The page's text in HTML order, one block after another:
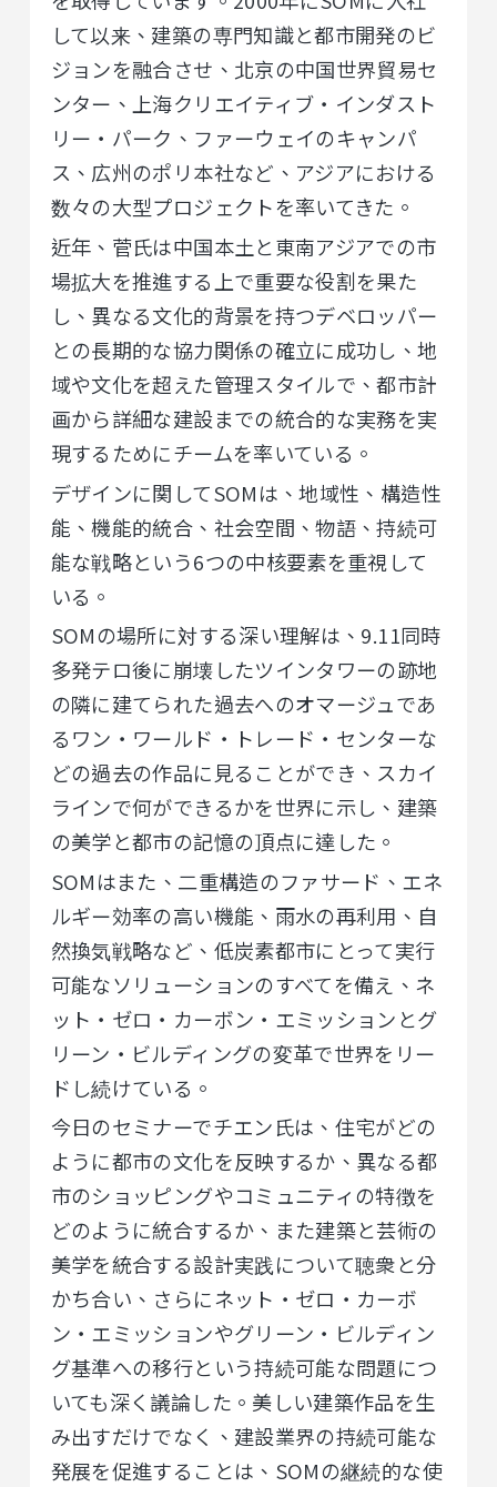
して以来、建築の専門知識と都市開発のビ
ジョンを融合させ、北京の中国世界貿易セ
ンター、上海クリエイティブ・インダスト
リー・パーク、ファーウェイのキャンパ
ス、広州のポリ本社など、アジアにおける
数々の大型プロジェクトを率いてきた。
近年、菅氏は中国本土と東南アジアでの市
場拡大を推進する上で重要な役割を果た
し、異なる文化的背景を持つデベロッパー
との長期的な協力関係の確立に成功し、地
域や文化を超えた管理スタイルで、都市計
画から詳細な建設までの統合的な実務を実
現するためにチームを率いている。
デザインに関してSOMは、地域性、構造性
能、機能的統合、社会空間、物語、持続可
能な戦略という6つの中核要素を重視して
いる。
SOMの場所に対する深い理解は、9.11同時
多発テロ後に崩壊したツインタワーの跡地
の隣に建てられた過去へのオマージュであ
るワン・ワールド・トレード・センターな
どの過去の作品に見ることができ、スカイ
ラインで何ができるかを世界に示し、建築
の美学と都市の記憶の頂点に達した。
SOMはまた、二重構造のファサード、エネ
ルギー効率の高い機能、雨水の再利用、自
然換気戦略など、低炭素都市にとって実行
可能なソリューションのすべてを備え、ネ
ット・ゼロ・カーボン・エミッションとグ
リーン・ビルディングの変革で世界をリー
ドし続けている。
今日のセミナーでチエン氏は、住宅がどの
ように都市の文化を反映するか、異なる都
市のショッピングやコミュニティの特徴を
どのように統合するか、また建築と芸術の
美学を統合する設計実践について聴衆と分
かち合い、さらにネット・ゼロ・カーボ
ン・エミッションやグリーン・ビルディン
グ基準への移行という持続可能な問題につ
いても深く議論した。美しい建築作品を生
み出すだけでなく、建設業界の持続可能な
発展を促進することは、SOMの継続的な使